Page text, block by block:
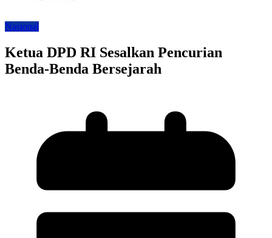
Nasional
Ketua DPD RI Sesalkan Pencurian
Benda-Benda Bersejarah